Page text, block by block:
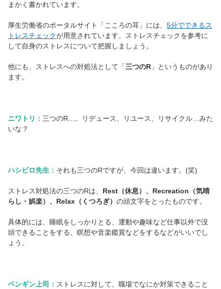
まかく書かれています。
厚生労働省のポータルサイト「こころの耳」には、 5分でできるス
トレスチェックが用意されています。ストレスチェックを参考に
して自身のストレスについて把握しましょう。
他にも、ストレスへの対処法として「三つのR 」というものがあり
ます。
ニワトリ： 三つのR…。リデュース、リユース、リサイクル…みた
いな？
ハシビロ先生： それも三つのRですが、今回は違います。(笑)
ストレス対処法の三つのRは、 Rest（休息）、Recreation（気晴
らし・娯楽）、Relax（くつろぎ） の頭文字をとったものです。
具体的には、睡眠をしっかりとる、運動や趣味など仕事以外で没
頭できることをする、瞑想や音楽鑑賞などをするなどがいいでし
ょう。
ペンギン上司： ストレスに対して、職場でなにか対策できること